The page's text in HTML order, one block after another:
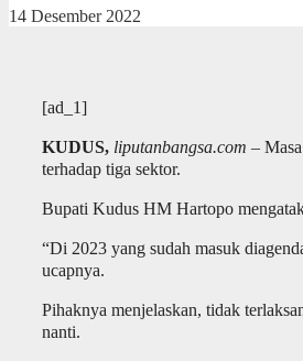
14 Desember 2022
[ad_1]
KUDUS, liputanbangsa.com –
terhadap tiga sektor.
Bupati Kudus HM Hartopo
“Di 2023 yang sudah masuk
ucapnya.
Pihaknya menjelaskan, tidak
nanti.